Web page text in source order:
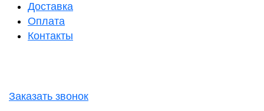
Доставка
Оплата
Контакты
Заказать звонок